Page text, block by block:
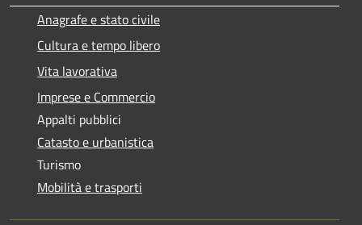
Anagrafe e stato civile
Cultura e tempo libero
Vita lavorativa
Imprese e Commercio
Appalti pubblici
Catasto e urbanistica
Turismo
Mobilità e trasporti